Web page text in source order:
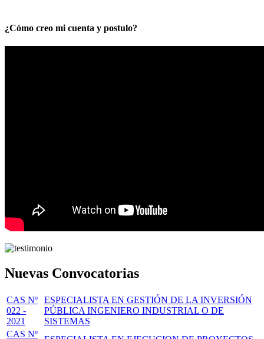
¿Cómo creo mi cuenta y postulo?
Nuevas Convocatorias
CAS Nº
022 -
2021
ESPECIALISTA EN GESTIÓN DE LA INVERSIÓN
PÚBLICA INGENIERO INDUSTRIAL O DE
SISTEMAS
CAS Nº